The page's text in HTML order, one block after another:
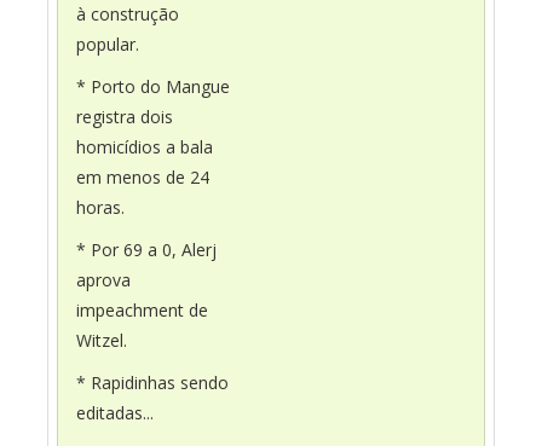
à construção
popular.
* Porto do Mangue
registra dois
homicídios a bala
em menos de 24
horas.
* Por 69 a 0, Alerj
aprova
impeachment de
Witzel.
* Rapidinhas sendo
editadas...